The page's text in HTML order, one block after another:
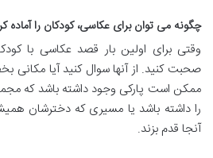
چگونه می توان برای عکاسی، کودکان را آماده
وقتی برای اولین بار قصد عکاسی با
صحبت کنید. از آنها سوال کنید آیا
ممکن است پارکی وجود داشته باشد که
را داشته باشد یا مسیری که دخترشان
آنجا قدم بزند.